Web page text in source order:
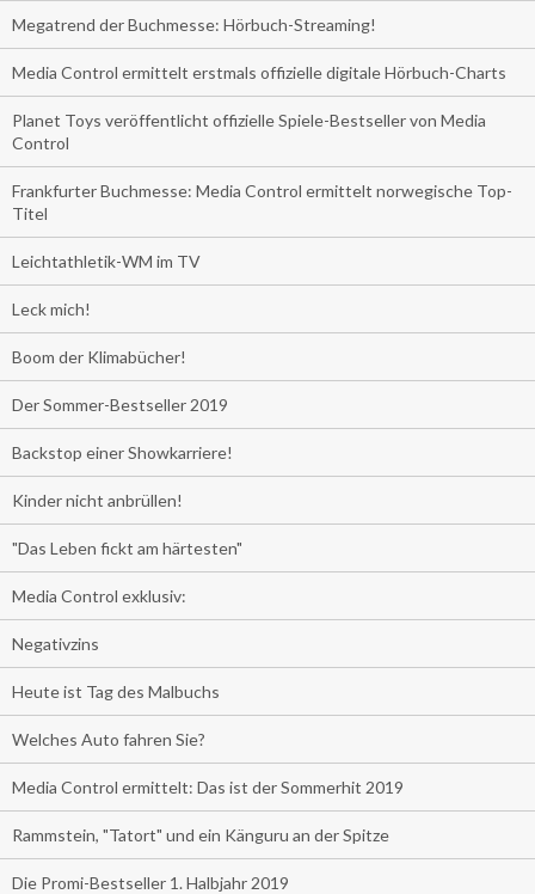
Megatrend der Buchmesse: Hörbuch-Streaming!
Media Control ermittelt erstmals offizielle digitale Hörbuch-Charts
Planet Toys veröffentlicht offizielle Spiele-Bestseller von Media
Control
Frankfurter Buchmesse: Media Control ermittelt norwegische Top-
Titel
Leichtathletik-WM im TV
Leck mich!
Boom der Klimabücher!
Der Sommer-Bestseller 2019
Backstop einer Showkarriere!
Kinder nicht anbrüllen!
"Das Leben fickt am härtesten"
Media Control exklusiv:
Negativzins
Heute ist Tag des Malbuchs
Welches Auto fahren Sie?
Media Control ermittelt: Das ist der Sommerhit 2019
Rammstein, "Tatort" und ein Känguru an der Spitze
Die Promi-Bestseller 1. Halbjahr 2019